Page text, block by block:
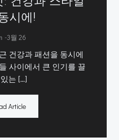
시에!
-3월 26
건강과 패션을 동시에
사이에서 큰 인기를 끌
는 […]
Article